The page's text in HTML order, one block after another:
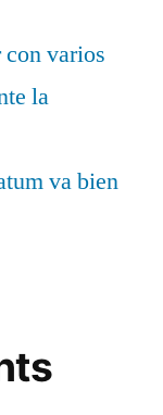
varios
la
va bien